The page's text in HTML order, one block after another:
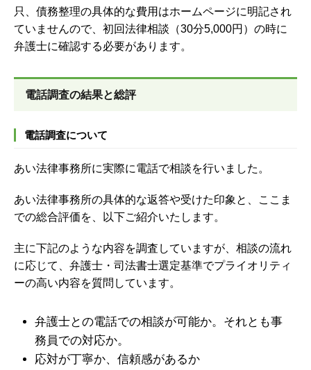
只、債務整理の具体的な費用はホームページに明記され
ていませんので、初回法律相談（30分5,000円）の時に
弁護士に確認する必要があります。
電話調査の結果と総評
電話調査について
あい法律事務所に実際に電話で相談を行いました。
あい法律事務所の具体的な返答や受けた印象と、ここま
での総合評価を、以下ご紹介いたします。
主に下記のような内容を調査していますが、 相談の流れ
に応じて、弁護士・司法書士選定基準でプライオリティ
ーの高い内容を質問しています。
弁護士との電話での相談が可能か。それとも事
務員での対応か。
応対が丁寧か、信頼感があるか